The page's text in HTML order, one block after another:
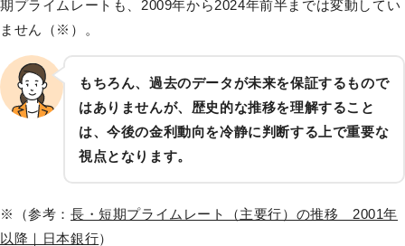
期プライムレートも、2009年から2024年前半までは変動してい
ません（※）。
もちろん、過去のデータが未来を保証するもので
はありませんが、歴史的な推移を理解すること
は、今後の金利動向を冷静に判断する上で重要な
視点となります。
※（参考： 長・短期プライムレート（主要行）の推移 2001年
以降｜日本銀行）